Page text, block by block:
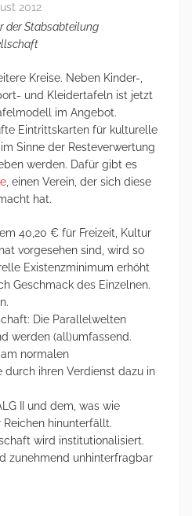
2012
der Stabsabteilung
Kreise. Neben Kinder-,
und Kleidertafeln ist jetzt
im Angebot.
Eintrittskarten für kulturelle
Sinne der Resteverwertung
werden. Dafür gibt es
, einen Verein, der sich diese
hat.
40,20 € für Freizeit, Kultur
vorgesehen sind, wird so
Existenzminimum erhöht
Geschmack des Einzelnen.
Die Parallelwelten
werden (all)umfassend.
normalen
durch ihren Verdienst dazu in
II und dem, was wie
hinunterfällt.
wird institutionalisiert.
zunehmend unhinterfragbar